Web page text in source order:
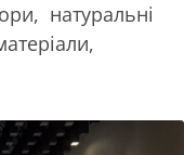
натуральні